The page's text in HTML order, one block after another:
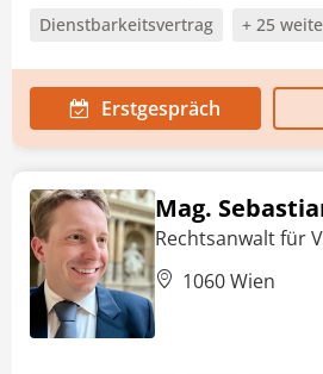
Dienstbarkeitsvertrag
+ 25
Erstgespräch
Mag.
Rechtsanwalt für
1060 Wien